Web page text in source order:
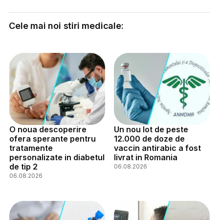
Cele mai noi stiri medicale:
O noua descoperire
ofera sperante pentru
tratamente
personalizate in diabetul
de tip 2
06.08.2026
Un nou lot de peste
12.000 de doze de
vaccin antirabic a fost
livrat in Romania
06.08.2026